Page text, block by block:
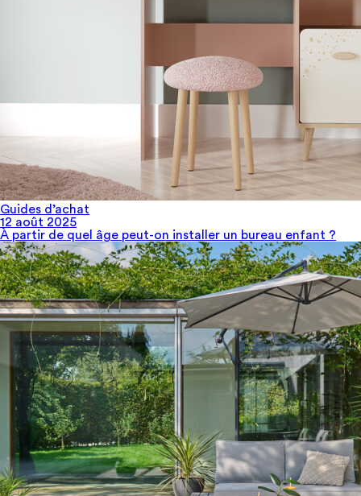
Guides d’achat
12 août 2025
À partir de quel âge peut-on installer un bureau enfant​ ?